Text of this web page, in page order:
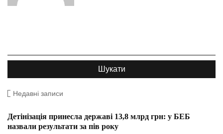
Недавні записи
Детінізація принесла державі 13,8 млрд грн: у БЕБ
назвали результати за пів року